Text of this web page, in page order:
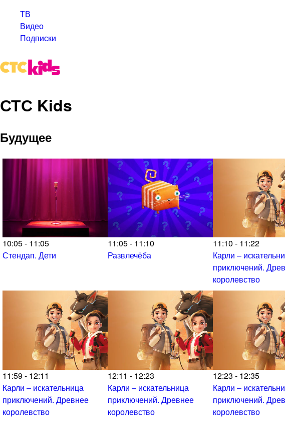
ТВ
Видео
Подписки
СТС Kids
Будущее
10:05 - 11:05
Стендап. Дети
11:05 - 11:10
Развлечёба
11:10 - 11:22
Карли –
приключений.
королевство
11:59 - 12:11
Карли – искательница
приключений. Древнее
королевство
12:11 - 12:23
Карли – искательница
приключений. Древнее
королевство
12:23 - 12:35
Карли –
приключений.
королевство